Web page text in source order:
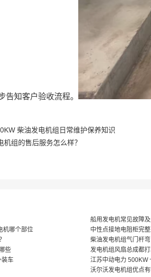
告知客户验收流程。
柴油发电机组日常维护保养知识
机组的售后服务怎么样？
船用发电机常见故障
机哪个部位
中性点接地电阻柜完
柴油发电机组气门杆
些
发电机组风扇总成都
装车
江苏中动电力 500KW
沃尔沃发电机组优点